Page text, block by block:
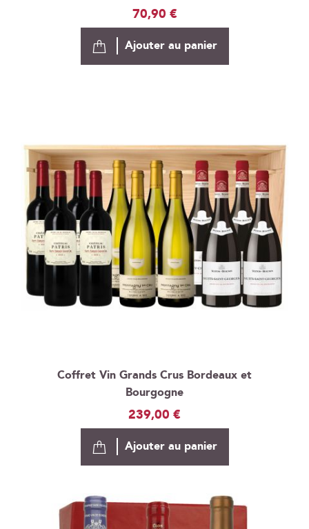
70,90 €
Ajouter au panier
Coffret Vin Grands Crus Bordeaux et
Bourgogne
239,00 €
Ajouter au panier